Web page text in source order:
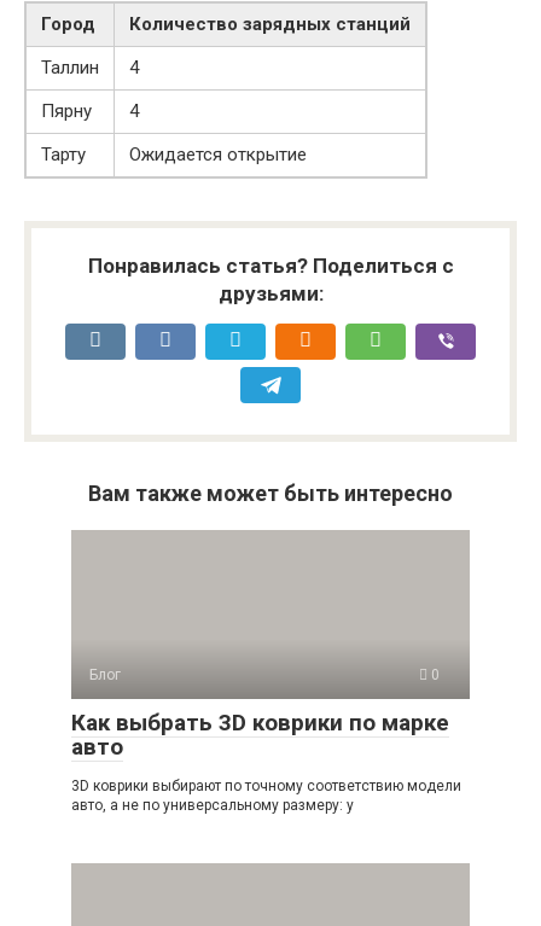
Город
Количество зарядных станций
Таллин
4
Пярну
4
Тарту
Ожидается открытие
Понравилась статья? Поделиться с
друзьями:
Вам также может быть интересно
Блог 0
Как выбрать 3D коврики по марке
авто
3D коврики выбирают по точному соответствию модели
авто, а не по универсальному размеру: у